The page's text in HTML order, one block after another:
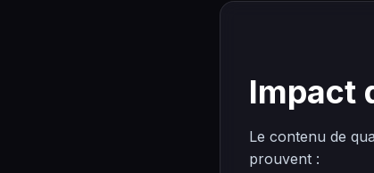
Impact
Le contenu de
prouvent :